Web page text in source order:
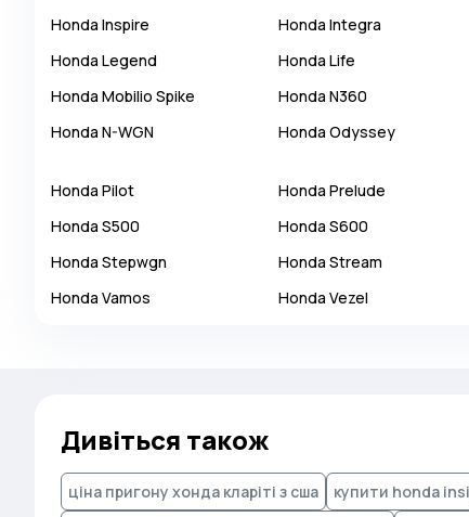
Austin Healey
Avatr
Avtokam
Bio auto
Honda Inspire Honda Integra
Honda Legend Honda Life
Honda Mobilio Spike Honda N360
Honda N-WGN Honda Odyssey
Honda Pilot Honda Prelude
Honda S500 Honda S600
Honda Stepwgn Honda Stream
Honda Vamos Honda Vezel
Дивіться також
ціна пригону хонда кларіті з сша купити honda